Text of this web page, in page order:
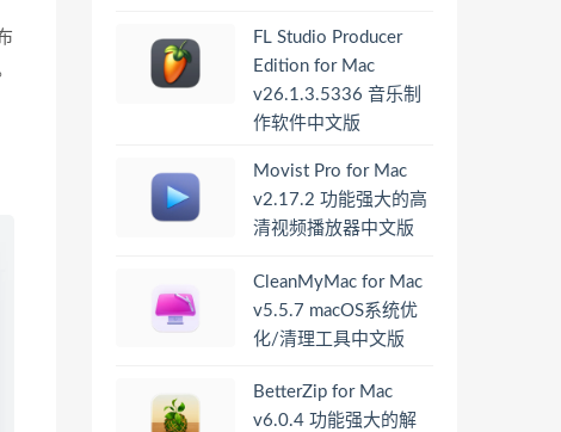
FL Studio Producer
Edition for Mac
v26.1.3.5336 音乐制
作软件中文版
Movist Pro for Mac
v2.17.2 功能强大的高
清视频播放器中文版
CleanMyMac for Mac
v5.5.7 macOS系统优
化/清理工具中文版
BetterZip for Mac
v6.0.4 功能强大的解